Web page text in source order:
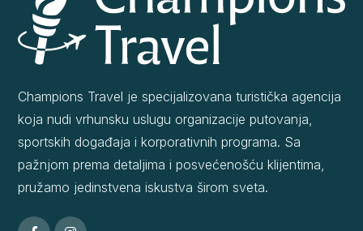
Champions Travel je specijalizovana turistička agencija
koja nudi vrhunsku uslugu organizacije putovanja,
sportskih događaja i korporativnih programa. Sa
pažnjom prema detaljima i posvećenošću klijentima,
pružamo jedinstvena iskustva širom sveta.